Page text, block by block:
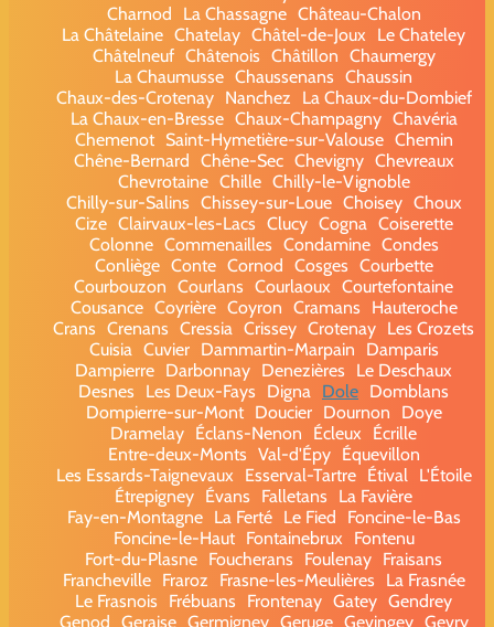
Charnod
La Chassagne Château-Chalon
La Châtelaine Chatelay Châtel-de-Joux
Le Chateley
Châtelneuf Châtenois Châtillon Chaumergy
La Chaumusse Chaussenans Chaussin
Chaux-des-Crotenay
Nanchez
La Chaux-du-Dombief
La Chaux-en-Bresse Chaux-Champagny Chavéria
Chemenot
Saint-Hymetière-sur-Valouse Chemin
Chêne-Bernard Chêne-Sec Chevigny Chevreaux
Chevrotaine Chille Chilly-le-Vignoble
Chilly-sur-Salins Chissey-sur-Loue Choisey Choux
Cize Clairvaux-les-Lacs Clucy Cogna Coiserette
Colonne Commenailles Condamine Condes
Conliège Conte Cornod Cosges Courbette
Courbouzon Courlans Courlaoux Courtefontaine
Cousance Coyrière Coyron Cramans
Hauteroche
Crans Crenans Cressia Crissey Crotenay Les Crozets
Cuisia Cuvier Dammartin-Marpain
Damparis
Dampierre Darbonnay Denezières
Le Deschaux
Desnes
Les Deux-Fays Digna Dole Domblans
Dompierre-sur-Mont
Doucier Dournon
Doye
Dramelay Éclans-Nenon Écleux
Écrille
Entre-deux-Monts Val-d'Épy
Équevillon
Les Essards-Taignevaux
Esserval-Tartre Étival
L'Étoile
Étrepigney Évans Falletans
La Favière
Fay-en-Montagne
La Ferté Le Fied
Foncine-le-Bas
Foncine-le-Haut
Fontainebrux
Fontenu
Fort-du-Plasne Foucherans Foulenay Fraisans
Francheville
Fraroz Frasne-les-Meulières
La Frasnée
Le Frasnois
Frébuans Frontenay Gatey Gendrey
Genod Geraise Germigney Geruge Gevingey Gevry